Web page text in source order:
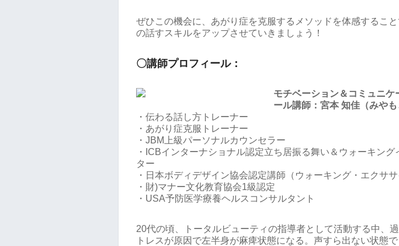
ぜひこの機会に、あがり症を克服するメソッドを体感するこ
の話すスキルをアップさせていきましょう！
〇講師プロフィール：
モチベーション＆コミュニケ
ール講師：宮本 知佳（みやも
・伝わる話し方トレーナー
・あがり症克服トレーナー
・JBM上級パーソナルカウンセラー
・ICBインターナショナル認定立ち居振る舞い＆ウォーキング
ター
・日本ボディデザイン協会認定講師（ウォーキング・エクササ
・財)マナー文化教育協会1級認定
・USA予防医学療養ヘルスコンサルタント
20代の頃、トータルビューティの指導者として活動する中、
トレスが原因で左半身が麻痺状態になる。声すら出ない状態で